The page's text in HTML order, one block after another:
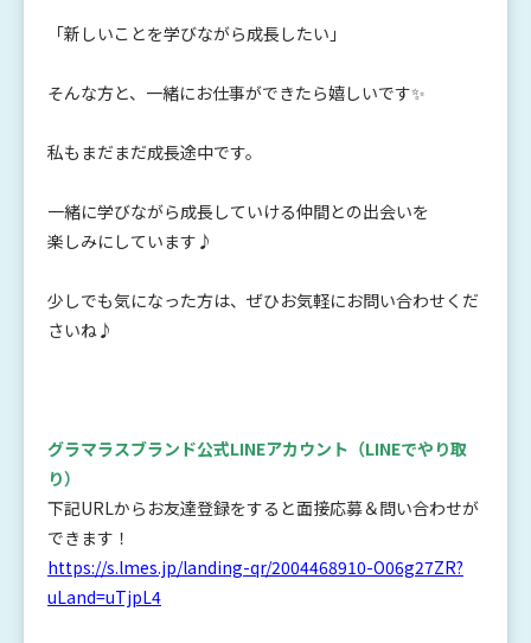
「新しいことを学びながら成長したい」
そんな方と、一緒にお仕事ができたら嬉しいです✨
私もまだまだ成長途中です。
一緒に学びながら成長していける仲間との出会いを
楽しみにしています♪
少しでも気になった方は、ぜひお気軽にお問い合わせくだ
さいね♪
グラマラスブランド公式LINEアカウント （LINEでやり取
り）
下記URLからお友達登録をすると面接応募＆問い合わせが
できます！
https://s.lmes.jp/landing-qr/2004468910-O06g27ZR?
uLand=uTjpL4